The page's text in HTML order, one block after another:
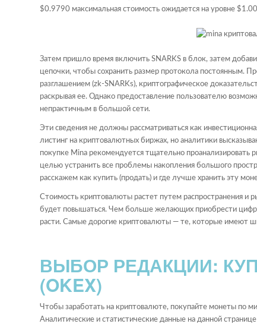
$0.9790 максимальная стоимость ожидается на уровне
Затем пришло время включить SNARKS в блок, затем
цепочки, чтобы сохранить размер протокола постоянным.
разглашением (zk-SNARKs), криптографическое
раскрывая ее. Однако предоставление пользователю
непрактичным в большой сети.
Эти сведения не должны рассматриваться как
листинг на криптовалютных биржах, но аналитики
покупке Mina рекомендуется тщательно
целью устранить все проблемы накопления большого
расскажем как купить (продать) и где лучше хранить эту
Стоимость криптовалюты растет путем распространения и
будет повышаться. Чем больше желающих приобрести
расти. Самые дорогие криптовалюты — те, которые имеют
ВЫБОР РЕДАКЦИИ:
(OKEX)
Чтобы заработать на криптовалюте, покупайте монеты по
Аналитические и статистические данные на данной